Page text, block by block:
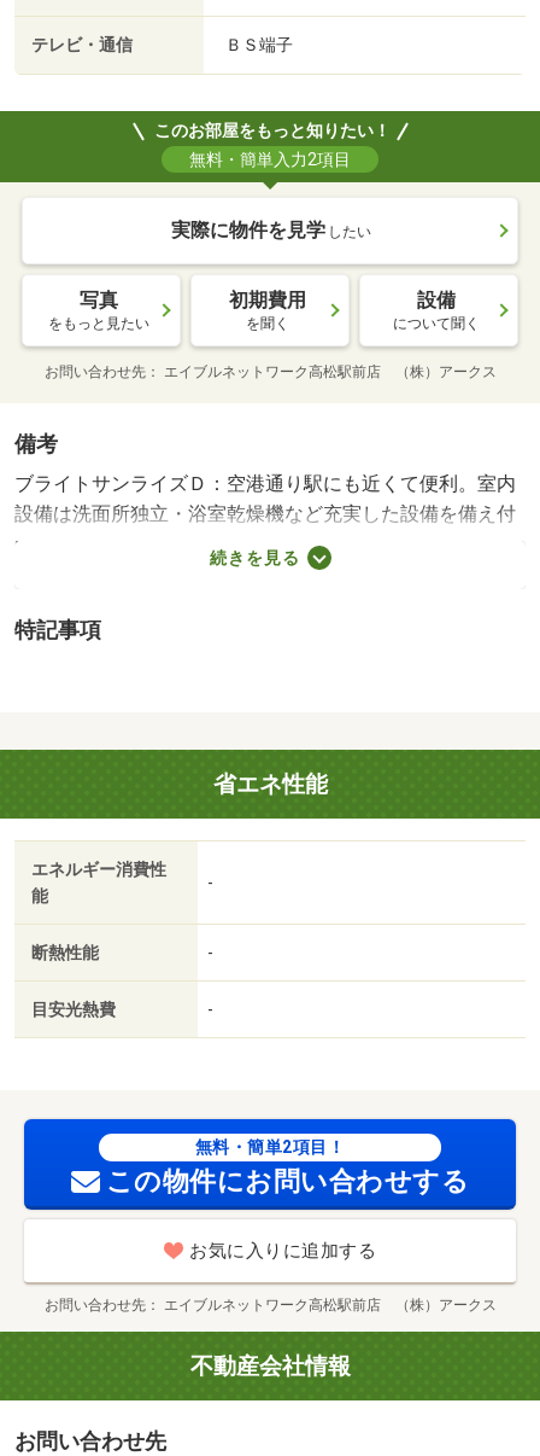
テレビ・通信 ＢＳ端子
このお部屋をもっと知りたい！
無料・簡単入力2項目
実際に物件を見学 したい
写真
をもっと見たい
初期費用
を聞く
設備
について聞く
お問い合わせ先 エイブルネットワーク高松駅前店 （株）アークス
備考
ブライトサンライズＤ：空港通り駅にも近くて便利。室内
設備は洗面所独立・浴室乾燥機など充実した設備を備え付
けています。直接会わずにインターホン越しに来訪者を確
認できるので、トラブルの事前回避にも繋がります。大量
特集が満載です。高松市エリアや空港通り付近できっと素
など豊富に揃っており、過ごしやすいお部屋になっており
ます。畳に比べるとダニ・カビを気にしなくて良いフロー
リング付き。高松市へお引越を検討しませんか？住環境が
整っており、快適に暮らすことができます。賃貸住宅情報
をお探しの際には、ぜひ当社へご連絡下さい。・賃貸保証
等：加入要（ハウスリーブ ハウスリーブ株式会社 契約
２．２％又は５．５％ ※ペット可は２．５万／２．
５％）・管理形態／管理員の勤務形態：不在・空港通り駅
周辺への引っ越しをお考えなら「ブライトサンライズ
は浴室乾燥機・洗面所独立など豊富に揃っ/クリーニング費
用 60000円/鍵セット費 3300円
続きを見る
特記事項
省エネ性能
エネルギー消費性
能
-
断熱性能 -
目安光熱費 -
無料・簡単2項目！
この物件にお問い合わせする
お気に入りに追加する
お問い合わせ先 エイブルネットワーク高松駅前店 （株）アークス
不動産会社情報
お問い合わせ先